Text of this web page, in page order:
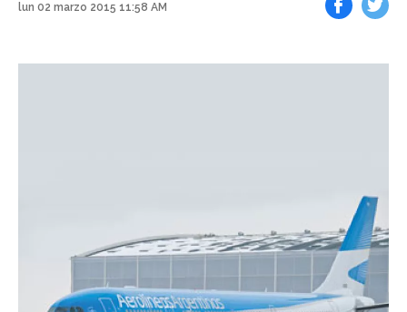
lun 02 marzo 2015 11:58 AM